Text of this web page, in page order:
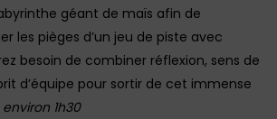
géant de maïs afin de
les pièges d’un jeu de piste avec
besoin de combiner réflexion, sens de
d’équipe pour sortir de cet immense
1h30